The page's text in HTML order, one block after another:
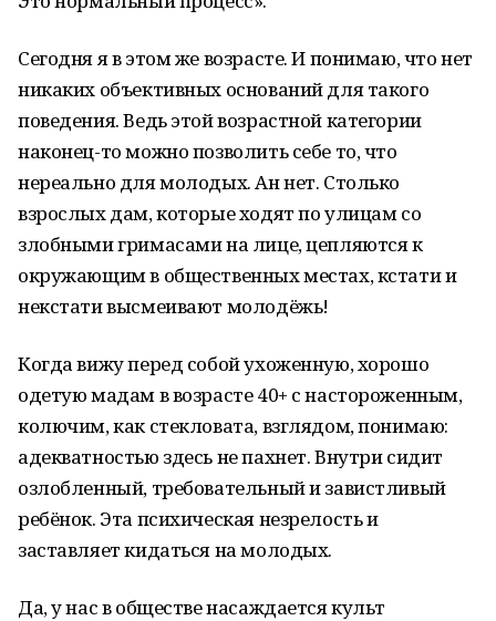
Сегодня я в этом же возрасте. И понимаю, что нет
никаких объективных оснований для такого
поведения. Ведь этой возрастной категории
наконец-то можно позволить себе то, что
нереально для молодых. Ан нет. Столько
взрослых дам, которые ходят по улицам со
злобными гримасами на лице, цепляются к
окружающим в общественных местах, кстати и
некстати высмеивают молодёжь!
Когда вижу перед собой ухоженную, хорошо
одетую мадам в возрасте 40+ с настороженным,
колючим, как стекловата, взглядом, понимаю:
адекватностью здесь не пахнет. Внутри сидит
озлобленный, требовательный и завистливый
ребёнок. Эта психическая незрелость и
заставляет кидаться на молодых.
Да, у нас в обществе насаждается культ